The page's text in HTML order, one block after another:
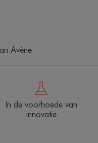
Avène
In de voorhoede van
innovatie